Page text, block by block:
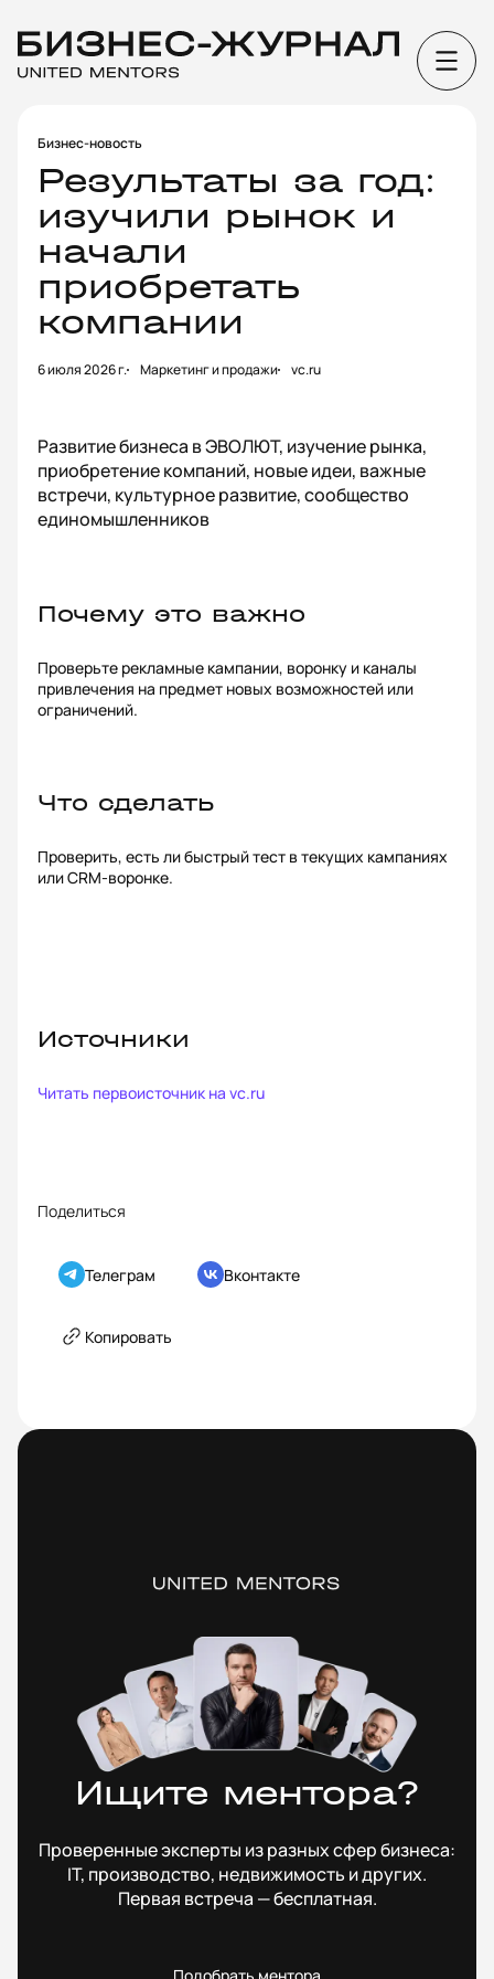
Бизнес-новость
Результаты за год:
изучили рынок и
начали
приобретать
компании
6 июля 2026 г. Маркетинг и продажи vc.ru
Развитие бизнеса в ЭВОЛЮТ, изучение рынка,
приобретение компаний, новые идеи, важные
встречи, культурное развитие, сообщество
единомышленников
Почему это важно
Проверьте рекламные кампании, воронку и каналы
привлечения на предмет новых возможностей или
ограничений.
Что сделать
Проверить, есть ли быстрый тест в текущих кампаниях
или CRM-воронке.
Источники
Читать первоисточник на vc.ru
Поделиться
Телеграм Вконтакте
Копировать
Ищите ментора?
Проверенные эксперты из разных сфер бизнеса:
IT, производство, недвижимость и других.
Первая встреча — бесплатная.